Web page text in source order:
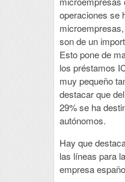
operaciones se
son de un
Esto pone de
los préstamos
muy pequeño
destacar que
29% se ha
autónomos.
Hay que
las líneas para
empresa